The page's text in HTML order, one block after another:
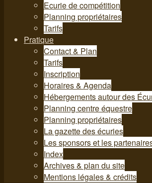
Ecurie de compétition
Planning propriétaires
Tarifs
Pratique
Contact & Plan
Tarifs
Inscription
Horaires & Agenda
Hébergements autour des
Planning centre équestre
Planning propriétaires
La gazette des écuries
Les sponsors et les
Index
Archives & plan du site
Mentions légales & crédits